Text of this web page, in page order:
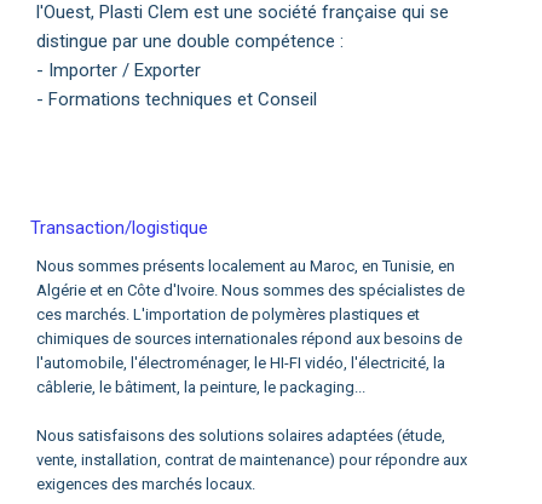
l'Ouest, Plasti Clem est une société française qui se
distingue par une double compétence :
- Importer / Exporter
- Formations techniques et Conseil
Transaction/logistique
Nous sommes présents localement au Maroc, en Tunisie, en
Algérie et en Côte d'Ivoire. Nous sommes des spécialistes de
ces marchés. L'importation de polymères plastiques et
chimiques de sources internationales répond aux besoins de
l'automobile, l'électroménager, le HI-FI vidéo, l'électricité, la
câblerie, le bâtiment, la peinture, le packaging...
Nous satisfaisons des solutions solaires adaptées (étude,
vente, installation, contrat de maintenance) pour répondre aux
exigences des marchés locaux.